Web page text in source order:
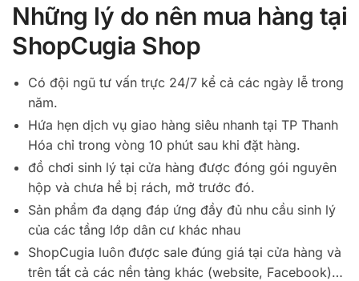
Những lý do nên mua hàng tại
ShopCugia Shop
Có đội ngũ tư vấn trực 24/7 kể cả các ngày lễ trong
năm.
Hứa hẹn dịch vụ giao hàng siêu nhanh tại TP Thanh
Hóa chỉ trong vòng 10 phút sau khi đặt hàng.
đồ chơi sinh lý tại cửa hàng được đóng gói nguyên
hộp và chưa hề bị rách, mở trước đó.
Sản phẩm đa dạng đáp ứng đầy đủ nhu cầu sinh lý
của các tầng lớp dân cư khác nhau
ShopCugia luôn được sale đúng giá tại cửa hàng và
trên tất cả các nền tảng khác (website, Facebook)…